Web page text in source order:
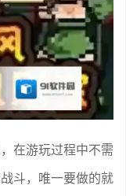
在游玩过程中不需
斗，唯一要做的就